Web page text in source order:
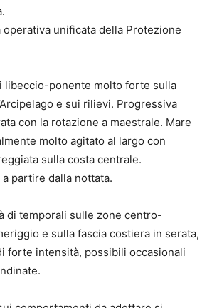
operativa unificata della Protezione
libeccio-ponente molto forte sulla
e sui rilievi. Progressiva
con la rotazione a maestrale. Mare
molto agitato al largo con
sulla costa centrale.
partire dalla nottata.
di temporali sulle zone centro-
e sulla fascia costiera in serata,
forte intensità, possibili occasionali